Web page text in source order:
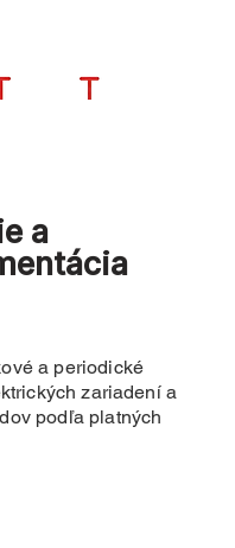
a
a periodické
zariadení a
podľa platných